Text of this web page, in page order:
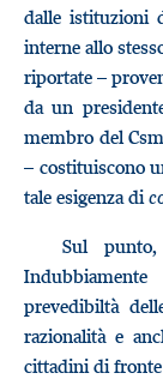
dalle istituzioni
interne allo
riportate –
da un
membro del
– costituiscono
tale esigenza di
Sul
prevedibiltà
razionalità e
cittadini di fronte